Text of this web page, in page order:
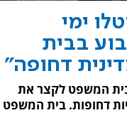
ימי
בבית
דחופה"
המשפט לקצר את
דחופות. בית המשפט